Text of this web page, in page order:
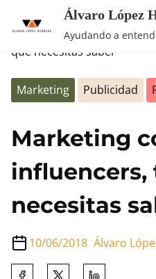
Saltar
Álvaro López
Ayudando a
Inicio/Marketing/
que necesitas saber
Marketing Publicidad
Marketing
influencers,
necesitas
10/06/2018 Álvaro
Comparte